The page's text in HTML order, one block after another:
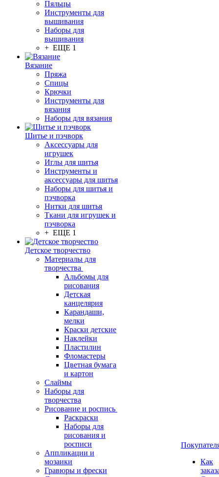
Пяльцы
Инструменты для
вышивания
Наборы для
вышивания
+ ЕЩЕ 1
Вязание
Пряжа
Спицы
Крючки
Инструменты для
вязания
Наборы для вязания
Шитье и пэчворк
Аксессуары для
игрушек
Иглы для шитья
Инструменты и
аксессуары для шитья
Наборы для шитья и
пэчворка
Нитки для шитья
Ткани для игрушек и
пэчворка
+ ЕЩЕ 1
Детское творчество
Материалы для
творчества
Альбомы для
рисования
Детская
канцелярия
Карандаши,
мелки
Краски детские
Наклейки
Пластилин
Фломастеры
Цветная бумага
и картон
Слаймы
Наборы для
творчества
Рисование и роспись
Раскраски
Наборы для
рисования и
росписи
Аппликации и
мозаики
Гравюры и фрески
Как